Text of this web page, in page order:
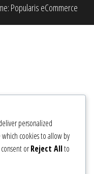
Popularis eCommerce
personalized
which cookies to allow by
orReject Allto